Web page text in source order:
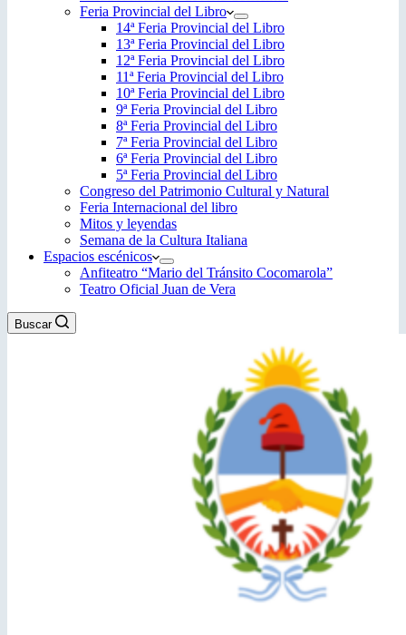
Feria Provincial del Libro
14ª Feria Provincial del Libro
13ª Feria Provincial del Libro
12ª Feria Provincial del Libro
11ª Feria Provincial del Libro
10ª Feria Provincial del Libro
9ª Feria Provincial del Libro
8ª Feria Provincial del Libro
7ª Feria Provincial del Libro
6ª Feria Provincial del Libro
5ª Feria Provincial del Libro
Congreso del Patrimonio Cultural y Natural
Feria Internacional del libro
Mitos y leyendas
Semana de la Cultura Italiana
Espacios escénicos
Anfiteatro “Mario del Tránsito Cocomarola”
Teatro Oficial Juan de Vera
Buscar